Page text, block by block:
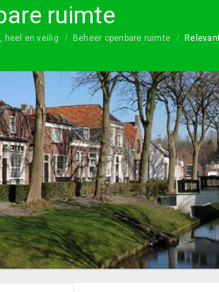
ruimte
heel en veilig Beheer openbare ruimte